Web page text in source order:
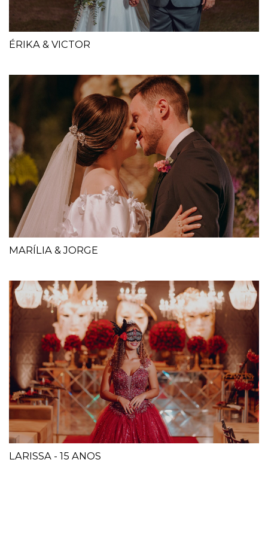
ÉRIKA & VICTOR
MARÍLIA & JORGE
LARISSA - 15 ANOS